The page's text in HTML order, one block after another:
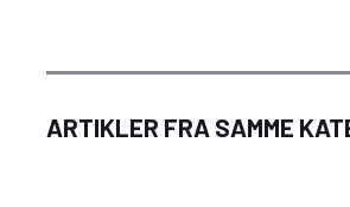
ARTIKLER FRA SAMME
Festlige og unikke sidste
til piger